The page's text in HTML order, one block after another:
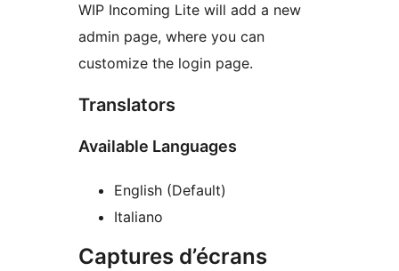
WIP Incoming Lite will add a new
admin page, where you can
customize the login page.
Translators
Available Languages
English (Default)
Italiano
Captures d’écrans